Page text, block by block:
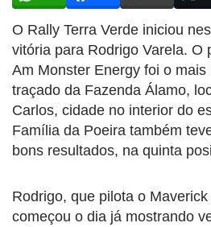
O Rally Terra Verde iniciou
vitória para Rodrigo Varela. O
Am Monster Energy foi o
traçado da Fazenda Álamo,
Carlos, cidade no interior do
Família da Poeira também
bons resultados, na quinta
Rodrigo, que pilota o
começou o dia já mostrando